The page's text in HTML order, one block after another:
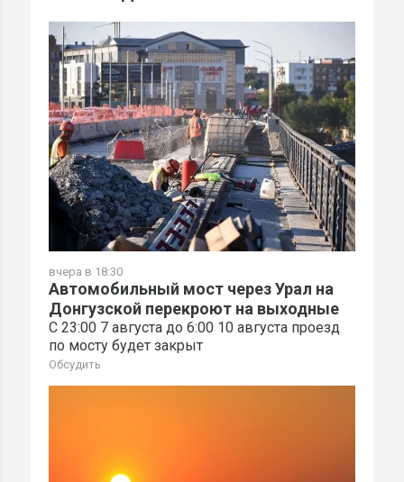
вчера в 18:30
Автомобильный мост через Урал на
Донгузской перекроют на выходные
С 23:00 7 августа до 6:00 10 августа проезд
по мосту будет закрыт
Обсудить